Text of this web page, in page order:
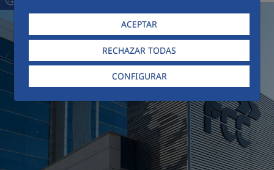
ACEPTAR
RECHAZAR TODAS
CONFIGURAR